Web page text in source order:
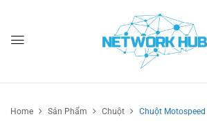
Home Sản Phẩm Chuột Chuột